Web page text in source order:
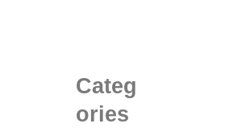
Categ
ories